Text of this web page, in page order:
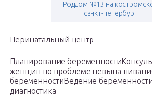
Роддом №13 на
санкт-петербург
Перинатальный центр
Планирование
женщин по проблеме
беременностиВедение
диагностика